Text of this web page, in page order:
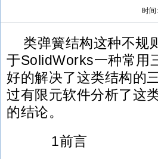
时
类弹簧结构这种不规
于SolidWorks一种常用
好的解决了这类结构的
过有限元软件分析了这
的结论。
1前言